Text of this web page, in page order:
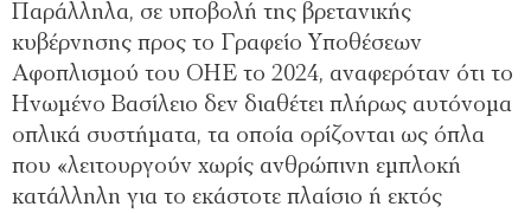
Παράλληλα, σε υποβολή της βρετανικής
κυβέρνησης προς το Γραφείο Υποθέσεων
Αφοπλισμού του ΟΗΕ το 2024, αναφερόταν ότι το
Ηνωμένο Βασίλειο δεν διαθέτει πλήρως αυτόνομα
οπλικά συστήματα, τα οποία ορίζονται ως όπλα
που «λειτουργούν χωρίς ανθρώπινη εμπλοκή
κατάλληλη για το εκάστοτε πλαίσιο ή εκτός